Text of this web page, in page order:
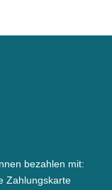
bezahlen mit:
Zahlungskarte